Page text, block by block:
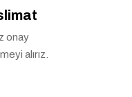
onay
alırız.